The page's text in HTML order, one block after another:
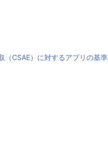
（CSAE）に対するアプリの基準